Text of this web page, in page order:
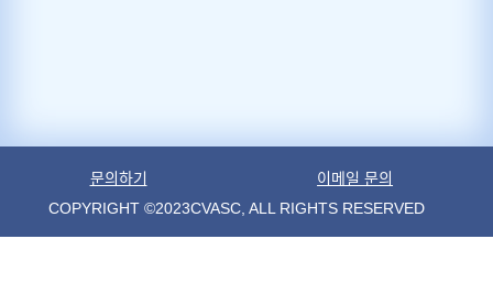
문의하기
이메일 문의
COPYRIGHT ©2023CVASC, ALL RIGHTS RESERVED